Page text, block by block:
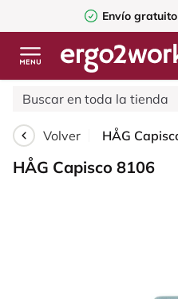
Envío gratuito
Volver
HÅG Capisco 8106